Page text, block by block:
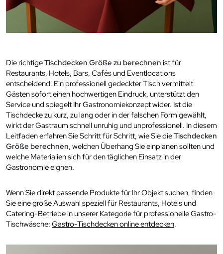
Die richtigeTischdecken Größe zu berechnen ist für
Restaurants, Hotels, Bars, Cafés und Eventlocations
entscheidend. Ein professionell gedeckter Tisch vermittelt
Gästen sofort einen hochwertigen Eindruck, unterstützt den
Service und spiegelt Ihr Gastronomiekonzept wider. Ist die
Tischdecke zu kurz, zu lang oder in der falschen Form gewählt,
wirkt der Gastraum schnell unruhig und unprofessionell. In diesem
Leitfaden erfahren Sie Schritt für Schritt, wie Sie dieTischdecken
Größe berechnen, welchen Überhang Sie einplanen sollten und
welche Materialien sich für den täglichen Einsatz in der
Gastronomie eignen.
Wenn Sie direkt passende Produkte für Ihr Objekt suchen, finden
Sie eine große Auswahl speziell für Restaurants, Hotels und
Catering-Betriebe in unserer Kategorie für professionelle Gastro-
Tischwäsche: Gastro-Tischdecken online entdecken.